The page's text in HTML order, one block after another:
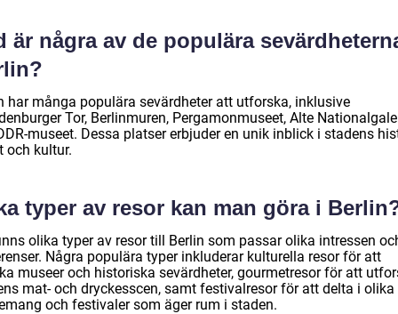
är några av de populära
har många populära sevärdheter att utforska, inklusive
Tor, Berlinmuren, Pergamonmuseet, Alte
museet. Dessa platser erbjuder en unik inblick i stadens
och kultur.
typer av resor kan man göra i
olika typer av resor till Berlin som passar olika intressen
Några populära typer inkluderar kulturella resor för att
museer och historiska sevärdheter, gourmetresor för att
mat- och dryckesscen, samt festivalresor för att delta i olika
och festivaler som äger rum i staden.